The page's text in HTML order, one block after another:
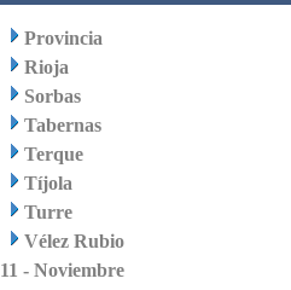
Provincia
Rioja
Sorbas
Tabernas
Terque
Tíjola
Turre
Vélez Rubio
11 - Noviembre